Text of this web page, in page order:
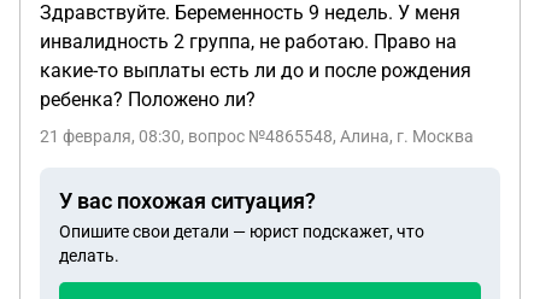
Здравствуйте. Беременность 9 недель. У меня
инвалидность 2 группа, не работаю. Право на
какие-то выплаты есть ли до и после рождения
ребенка? Положено ли?
21 февраля, 08:30, вопрос №4865548, Алина, г. Москва
У вас похожая ситуация?
Опишите свои детали — юрист подскажет, что
делать.